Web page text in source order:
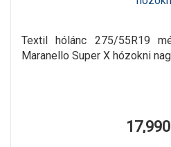
Textil hólánc 275/55R19
Maranello Super X hózokni